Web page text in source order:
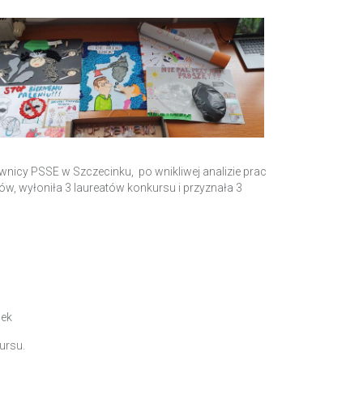
PSSE w Szczecinku, po wnikliwej analizie prac
wyłoniła 3 laureatów konkursu i przyznała 3